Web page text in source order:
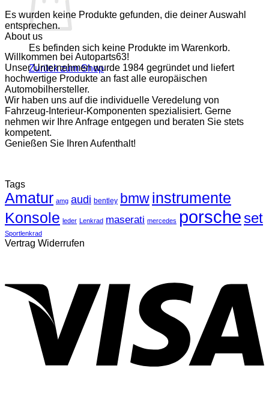
Es befinden sich keine Produkte im Warenkorb.
Zurück zum Shop
Es wurden keine Produkte gefunden, die deiner Auswahl
entsprechen.
About us
Willkommen bei Autoparts63!
Unser Unternehmen wurde 1984 gegründet und liefert
hochwertige Produkte an fast alle europäischen
Automobilhersteller.
Wir haben uns auf die individuelle Veredelung von
Fahrzeug-Interieur-Komponenten spezialisiert. Gerne
nehmen wir Ihre Anfrage entgegen und beraten Sie stets
kompetent.
Genießen Sie Ihren Aufenthalt!
Tags
Amatur amg audi bentley bmwinstrumente
Konsole leder Lenkrad maserati mercedes porsche set
Sportlenkrad
Vertrag Widerrufen